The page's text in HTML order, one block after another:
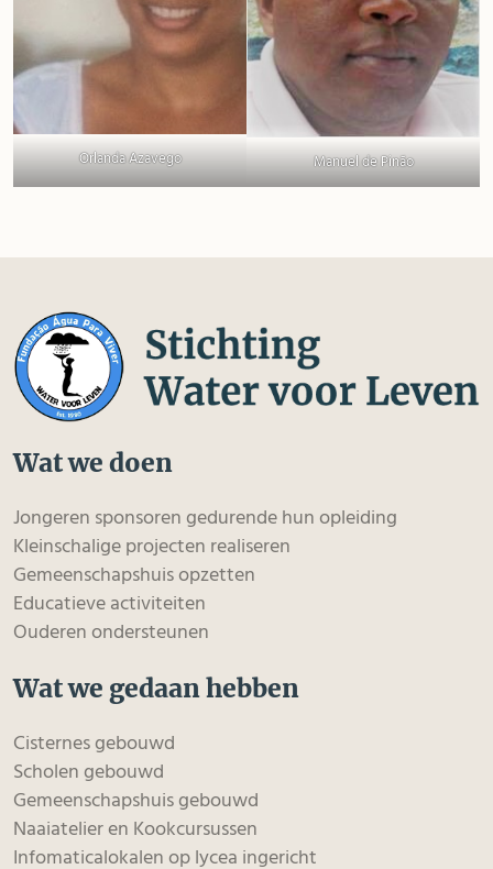
Orlanda Azavego Manuel de Pinão
Wat we doen
Jongeren sponsoren gedurende hun opleiding
Kleinschalige projecten realiseren
Gemeenschapshuis opzetten
Educatieve activiteiten
Ouderen ondersteunen
Wat we gedaan hebben
Cisternes gebouwd
Scholen gebouwd
Gemeenschapshuis gebouwd
Naaiatelier en Kookcursussen
Infomaticalokalen op lycea ingericht